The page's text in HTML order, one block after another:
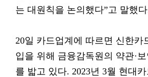
는 대원칙을 논의했다”고 말했
20일 카드업계에 따르면 신한카
입을 위해 금융감독원의 약관·
를 밟고 있다. 2023년 3월 현대